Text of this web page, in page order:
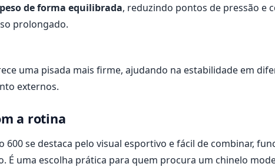
de forma equilibrada, reduzindo pontos de pressão e
prolongado.
uma pisada mais firme, ajudando na estabilidade em
externos.
a rotina
600 se destaca pelo visual esportivo e fácil de combinar,
É uma escolha prática para quem procura um chinelo